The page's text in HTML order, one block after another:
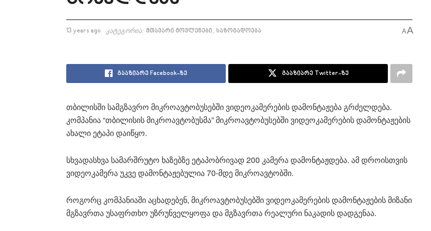
13 years ago კატეგორია: მთავარი მოვლენები, საზოგადოება AA
გააზიარე Facebook-ზე გააზიარე Twitter-ზე
თბილისში სამგზავრო მიკროავტობუსებში ვიდეოკამერების დამონტაჟება გრძელდება.
კომპანია “თბილისის მიკროავტობუსმა” მიკროავტობუსებში ვიდეოკამერების დამონტაჟების
ახალი ეტაპი დაიწყო.
სხვადასხვა სამარშრუტო ხაზებზე ეტაპობრივად 200 კამერა დამონტაჟდება. ამ დროისთვის
ვიდეოკამერა უკვე დამონტაჟებულია 70-მდე მიკროავტობში.
როგორც კომპანიაში აცხადებენ, მიკროავტობუსებში ვიდეოკამერების დამონტაჟების მიზანი
მგზავრთა უსაფრთხო უზრუნველყოფა და მგზავრთა რეალური ნაკადის დადგენაა.